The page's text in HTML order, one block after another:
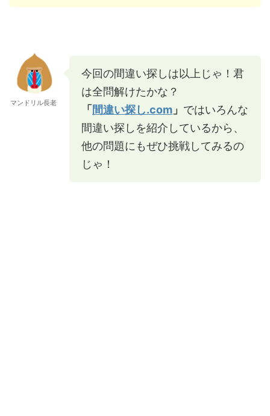
マンドリル長老
今回の間違い探しは以上じゃ！君
は全問解けたかな？
「 間違い探し.com 」 ではいろんな
間違い探しを紹介しているから、
他の問題にもぜひ挑戦してみるの
じゃ！